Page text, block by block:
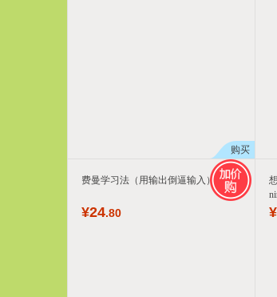
购买
费曼学习法（用输出倒逼输入）
¥24.80 ¥